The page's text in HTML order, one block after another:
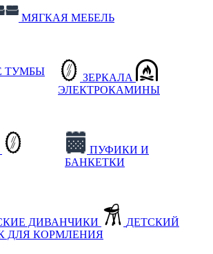
МЯГКАЯ МЕБЕЛЬ
ТУМБЫ
ЗЕРКАЛА
ЭЛЕКТРОКАМИНЫ
ПУФИКИ И
БАНКЕТКИ
ДИВАНЧИКИ
ДЕТСКИЙ
ДЛЯ КОРМЛЕНИЯ